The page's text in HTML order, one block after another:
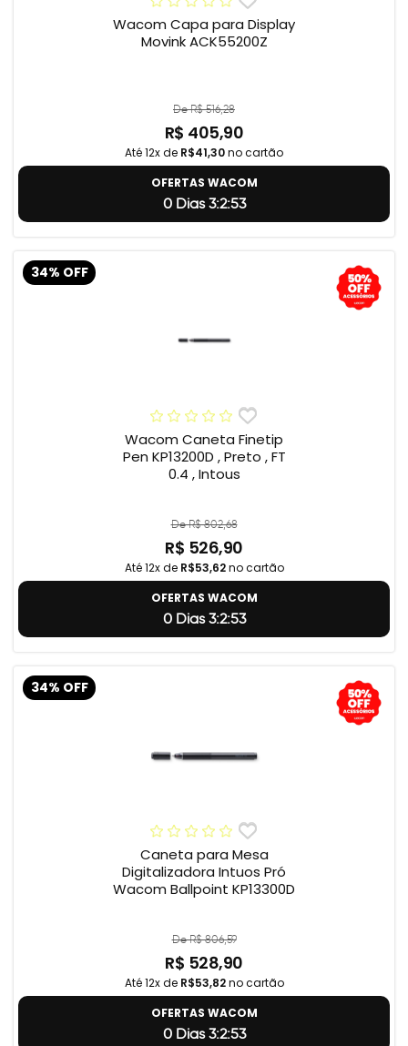
Wacom Capa para Display
Movink ACK55200Z
De R$ 516,28
R$ 405,90
Até 12x de R$41,30no cartão
OFERTAS WACOM
0 Dias 3:2:52
34% OFF
Wacom Caneta Finetip
Pen KP13200D , Preto , FT
0.4 , Intous
De R$ 802,68
R$ 526,90
Até 12x de R$53,62no cartão
OFERTAS WACOM
0 Dias 3:2:52
34% OFF
Caneta para Mesa
Digitalizadora Intuos Pró
Wacom Ballpoint KP13300D
De R$ 806,59
R$ 528,90
Até 12x de R$53,82no cartão
OFERTAS WACOM
0 Dias 3:2:52